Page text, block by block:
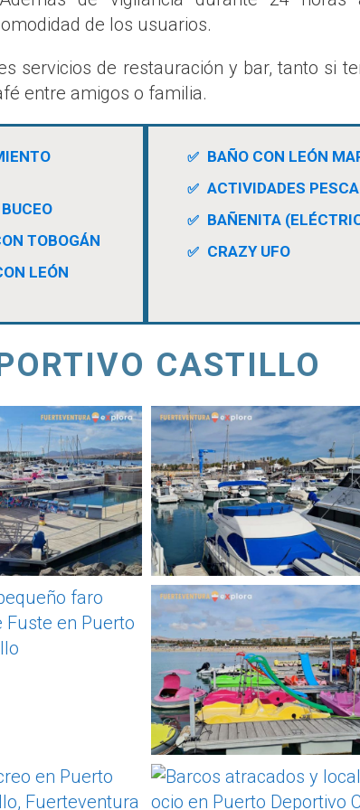
de los usuarios.
servicios de restauración y bar, tanto si
entre amigos o familia.
TOBOGÁN
LEÓN
BAÑO CON LEÓN
ACTIVIDADES PESCA
BAÑENITA
CRAZY UFO
CASTILLO